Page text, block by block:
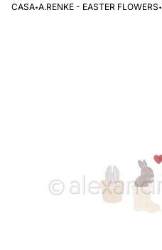
CASA·A.RENKE - EASTER FLOWERS·